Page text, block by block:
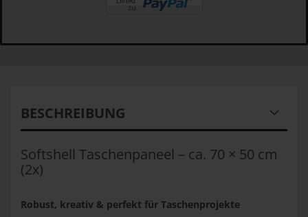
BESCHREIBUNG
Softshell Taschenpaneel – ca. 70 × 50 cm
(2x)
Robust, kreativ & perfekt für Taschenprojekte